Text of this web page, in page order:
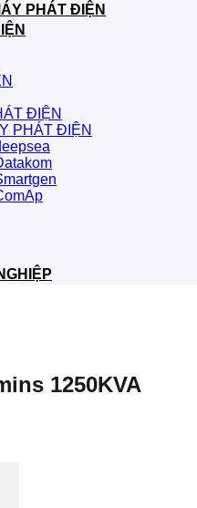
PHÁT ĐIỆN
ĐIỆN
PHÁT ĐIỆN
1250KVA